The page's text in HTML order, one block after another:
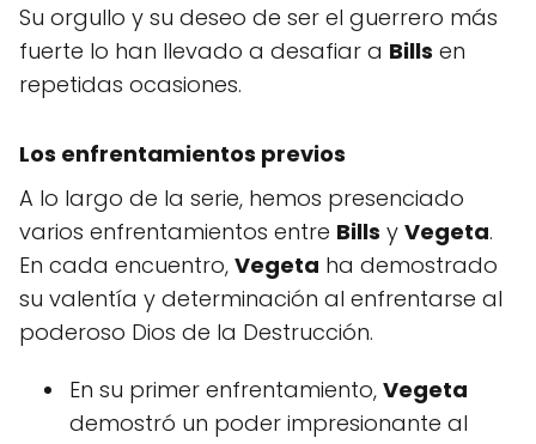
Su orgullo y su deseo de ser el guerrero más
fuerte lo han llevado a desafiar a Bills en
repetidas ocasiones.
Los enfrentamientos previos
A lo largo de la serie, hemos presenciado
varios enfrentamientos entre Bills y Vegeta.
En cada encuentro, Vegeta ha demostrado
su valentía y determinación al enfrentarse al
poderoso Dios de la Destrucción.
En su primer enfrentamiento, Vegeta
demostró un poder impresionante al